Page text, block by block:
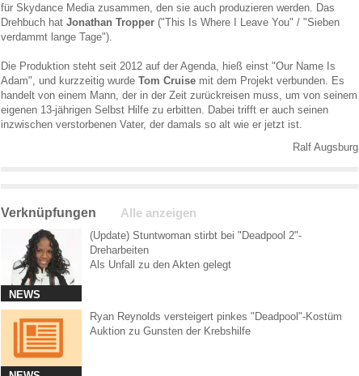
für Skydance Media zusammen, den sie auch produzieren werden. Das
Drehbuch hat Jonathan Tropper ("This Is Where I Leave You" / "Sieben
verdammt lange Tage").
Die Produktion steht seit 2012 auf der Agenda, hieß einst "Our Name Is
Adam", und kurzzeitig wurde Tom Cruise mit dem Projekt verbunden. Es
handelt von einem Mann, der in der Zeit zurückreisen muss, um von seinem
eigenen 13-jährigen Selbst Hilfe zu erbitten. Dabei trifft er auch seinen
inzwischen verstorbenen Vater, der damals so alt wie er jetzt ist.
Ralf Augsburg
Verknüpfungen Alle anzeigen
NEWS
(Update) Stuntwoman stirbt bei "Deadpool 2"-
Dreharbeiten
Als Unfall zu den Akten gelegt
Ryan Reynolds versteigert pinkes "Deadpool"-Kostüm
Auktion zu Gunsten der Krebshilfe